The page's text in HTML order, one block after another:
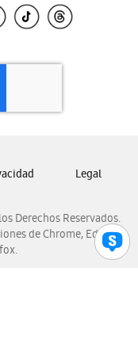
Derechos Reservados.
de Chrome, Edge,
Legal